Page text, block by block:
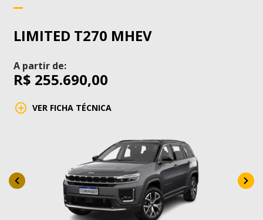
LIMITED T270 MHEV
A partir de:
R$ 255.690,00
VER FICHA TÉCNICA